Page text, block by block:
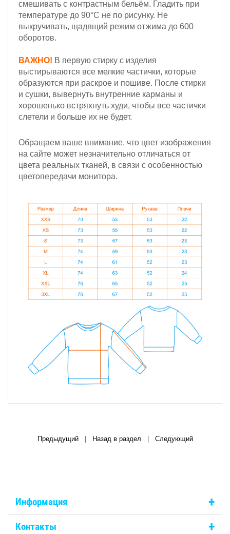
смешивать с контрастным бельём. Гладить при
температуре до 90°С не по рисунку. Не
выкручивать, щадящий режим отжима до 600
оборотов.
ВАЖНО! В первую стирку с изделия
выстирываются все мелкие частички, которые
образуются при раскрое и пошиве. После стирки
и сушки, вывернуть внутренние карманы и
хорошенько встряхнуть худи, чтобы все частички
слетели и больше их не будет.
Обращаем ваше внимание, что цвет изображения
на сайте может незначительно отличаться от
цвета реальных тканей, в связи с особенностью
цветопередачи монитора.
Предыдущий| Назад в раздел Следующий
Информация +
Контакты +